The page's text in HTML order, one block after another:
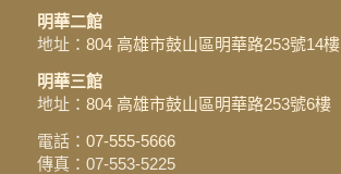
明華二館
地址： 804 高雄市鼓山區明華路253號14樓
明華三館
地址： 804 高雄市鼓山區明華路253號6樓
電話： 07-555-5666
傳真：07-553-5225